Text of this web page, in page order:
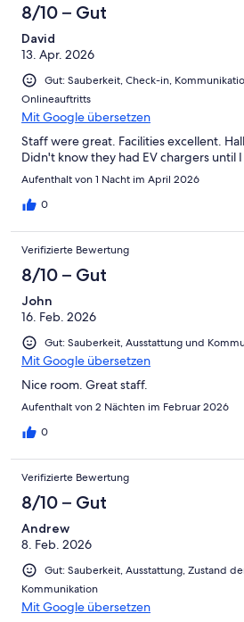
8/10 – Gut
David
13. Apr. 2026
Gut: Sauberkeit, Check-in,
Onlineauftritts
Mit Google übersetzen
Staff were great. Facilities excellent.
Didn't know they had EV chargers until
Aufenthalt von 1 Nacht im April 2026
0
Verifizierte Bewertung
8/10 – Gut
John
16. Feb. 2026
Gut: Sauberkeit, Ausstattung und
Mit Google übersetzen
Nice room. Great staff.
Aufenthalt von 2 Nächten im Februar 2026
0
Verifizierte Bewertung
8/10 – Gut
Andrew
8. Feb. 2026
Gut: Sauberkeit, Ausstattung, Zustand
Kommunikation
Mit Google übersetzen